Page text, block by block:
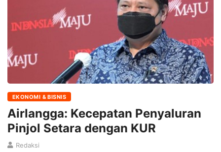
EKONOMI & BISNIS
Airlangga: Kecepatan Penyaluran
Pinjol Setara dengan KUR
Redaksi